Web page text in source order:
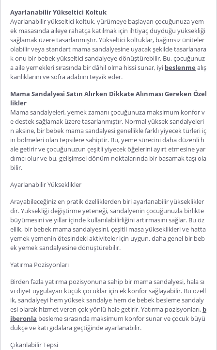
Ayarlanabilir Yükseltici Koltuk
Ayarlanabilir yükseltici koltuk, yürümeye başlayan çocuğunuza yem
ek masasında aileye rahatça katılmak için ihtiyaç duyduğu yüksekliği
sağlamak üzere tasarlanmıştır. Yükseltici koltuklar, bağımsız üniteler
olabilir veya standart mama sandalyesine uyacak şekilde tasarlanara
k onu bir bebek yükseltici sandalyeye dönüştürebilir. Bu, çocuğunuz
a aile yemekleri sırasında bir dâhil olma hissi sunar, iyi beslenme alış
kanlıklarını ve sofra adabını teşvik eder.
Mama Sandalyesi Satın Alırken Dikkate Alınması Gereken Özel
likler
Mama sandalyeleri, yemek zamanı çocuğunuza maksimum konfor v
e destek sağlamak üzere tasarlanmıştır. Normal yüksek sandalyeleri
n aksine, bir bebek mama sandalyesi genellikle farklı yiyecek türleri iç
in bölmeleri olan tepsilere sahiptir. Bu, yeme sürecini daha düzenli h
ale getirir ve çocuğunuzun çeşitli yiyecek öğelerini ayırt etmesine yar
dımcı olur ve bu, gelişimsel dönüm noktalarında bir basamak taşı ola
bilir.
Ayarlanabilir Yükseklikler
Arayabileceğiniz en pratik özelliklerden biri ayarlanabilir yükseklikler
dir. Yüksekliği değiştirme yeteneği, sandalyenin çocuğunuzla birlikte
büyümesini ve yıllar içinde kullanılabilirliğini artırmasını sağlar. Bu öz
ellik, bir bebek mama sandalyesini, çeşitli masa yükseklikleri ve hatta
yemek yemenin ötesindeki aktiviteler için uygun, daha genel bir beb
ek yemek sandalyesine dönüştürebilir.
Yatırma Pozisyonları
Birden fazla yatırma pozisyonuna sahip bir mama sandalyesi, hala sı
vı diyet uygulayan küçük çocuklar için ek konfor sağlayabilir. Bu özell
ik, sandalyeyi hem yüksek sandalye hem de bebek besleme sandaly
esi olarak hizmet veren çok yönlü hale getirir. Yatırma pozisyonları, b
iberonla besleme sırasında maksimum konfor sunar ve çocuk büyü
dükçe ve katı gıdalara geçtiğinde ayarlanabilir.
Çıkarılabilir Tepsi